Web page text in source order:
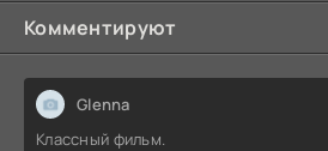
Комментируют
Glenna
Классный фильм.